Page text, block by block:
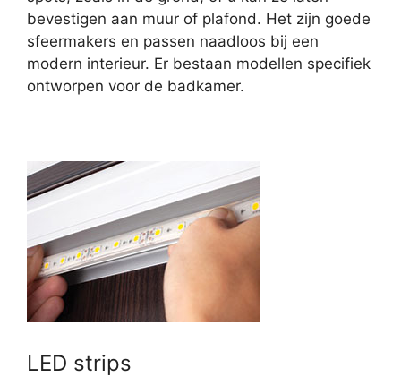
bevestigen aan muur of plafond. Het zijn goede
sfeermakers en passen naadloos bij een
modern interieur. Er bestaan modellen specifiek
ontworpen voor de badkamer.
LED strips